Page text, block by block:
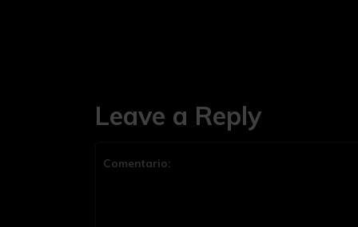
Leave a Reply